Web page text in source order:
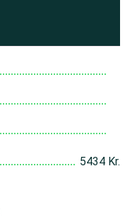
5434 Kr.